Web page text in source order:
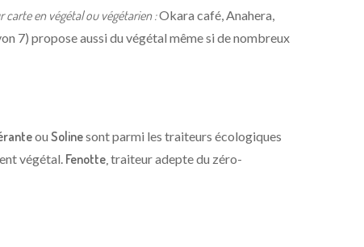
carte en végétal ou végétarien :Okara café, Anahera,
7) propose aussi du végétal même si de nombreux
ouSolinesont parmi les traiteurs écologiques
végétal. Fenotte,traiteur adepte du zéro-